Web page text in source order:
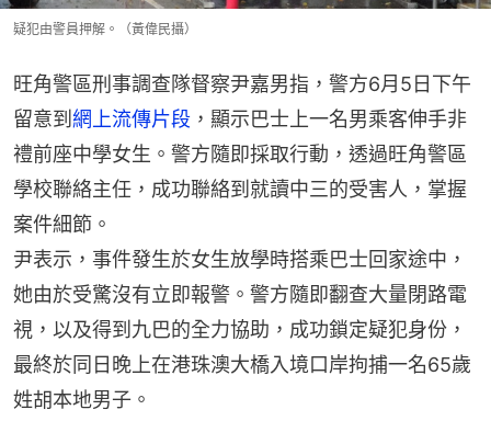
疑犯由警員押解。（黃偉民攝）
旺角警區刑事調查隊督察尹嘉男指，警方6月5日下午
留意到 網上流傳片段 ，顯示巴士上一名男乘客伸手非
禮前座中學女生。警方隨即採取行動，透過旺角警區
學校聯絡主任，成功聯絡到就讀中三的受害人，掌握
案件細節。
尹表示，事件發生於女生放學時搭乘巴士回家途中，
她由於受驚沒有立即報警。警方隨即翻查大量閉路電
視，以及得到九巴的全力協助，成功鎖定疑犯身份，
最終於同日晚上在港珠澳大橋入境口岸拘捕一名65歲
姓胡本地男子。